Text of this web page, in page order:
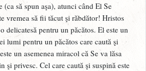
(ca să spun aşa), atunci când El Se
vremea să fii tăcut şi răbdător! Hristos
delicatesă pentru un păcătos. El este un
lumi pentru un păcătos care caută şi
un asemenea miracol că Se va lăsa
şi privesc. Cel care caută şi suspină este